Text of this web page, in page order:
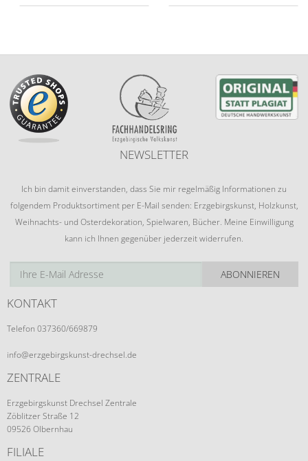
NEWSLETTER
Ich bin damit einverstanden, dass Sie mir regelmäßig Informationen zu
folgendem Produktsortiment per E-Mail senden: Erzgebirgskunst, Holzkunst,
Weihnachts- und Osterdekoration, Spielwaren, Bücher. Meine Einwilligung
kann ich Ihnen gegenüber jederzeit widerrufen.
ABONNIEREN
KONTAKT
Telefon 037360/669879
info@erzgebirgskunst-drechsel.de
ZENTRALE
Erzgebirgskunst Drechsel Zentrale
Zöblitzer Straße 12
09526 Olbernhau
FILIALE